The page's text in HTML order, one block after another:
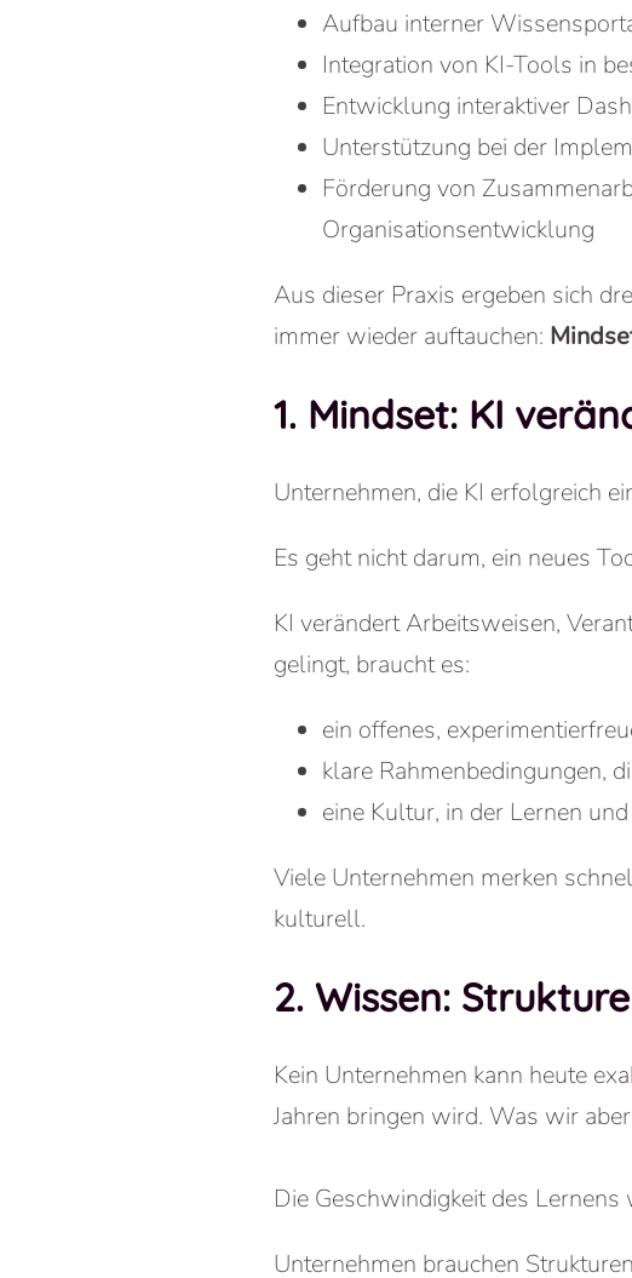
Aufbau interner
Integration von KI-Tools in
Entwicklung interaktiver
Unterstützung bei der
Förderung von
Organisationsentwicklung
Aus dieser Praxis ergeben sich
immer wieder auftauchen:
1. Mindset: KI
Unternehmen, die KI erfolgreich
Es geht nicht darum, ein neues
KI verändertArbeitsweisen,
gelingt, braucht es:
ein offenes,
klare Rahmenbedingungen,
eine Kultur, in der Lernen
Viele Unternehmen merken
kulturell.
2. Wissen:
Kein Unternehmen kann heute
Jahren bringen wird. Was wir
Die Geschwindigkeit des
Unternehmen brauchen